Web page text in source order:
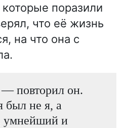
поразили
что её жизнь
на что она с
повторил он.
не я, а
умнейший и